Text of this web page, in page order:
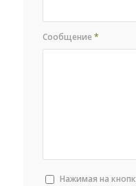
Сообщение*
Нажимая на